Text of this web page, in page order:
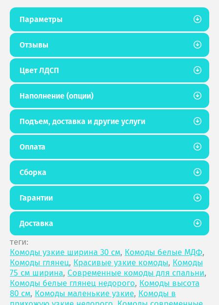
Параметры
Отзывы
Цвет ЛДСП
Наполнение (опции)
Подъем, доставка и другие услуги
Оплата
Сборка
Гарантии
Доставка
теги:
Комоды узкие ширина 30 см, Комоды белые МДФ,
Комоды глянец, Красивые узкие комоды, Комоды
75 см ширина, Современные комоды для спальни,
Комоды белые глянец недорого, Комоды высота
80 см, Комоды маленькие узкие, Комоды в